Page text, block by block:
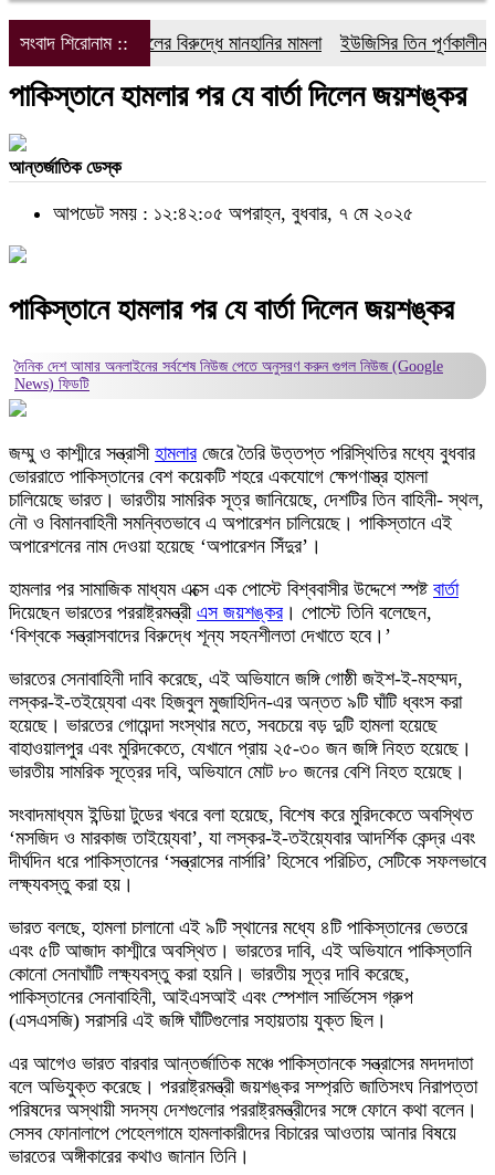
সংবাদ শিরোনাম ::ডিপজলের বিরুদ্ধে মানহানির মামলা ইউজিসির তিন পূর্ণকালীন
পাকিস্তানে হামলার পর যে বার্তা দিলেন জয়শঙ্কর
আন্তর্জাতিক ডেস্ক
আপডেট সময় : ১২:৪২:০৫ অপরাহ্ন, বুধবার, ৭ মে ২০২৫
পাকিস্তানে হামলার পর যে বার্তা দিলেন জয়শঙ্কর
দৈনিক দেশ আমার অনলাইনের সর্বশেষ নিউজ পেতে অনুসরণ করুন গুগল নিউজ (Google
News) ফিডটি
জম্মু ও কাশ্মীরে সন্ত্রাসী হামলারজেরে তৈরি উত্তপ্ত পরিস্থিতির মধ্যে বুধবার
ভোররাতে পাকিস্তানের বেশ কয়েকটি শহরে একযোগে ক্ষেপণাস্ত্র হামলা
চালিয়েছে ভারত। ভারতীয় সামরিক সূত্র জানিয়েছে, দেশটির তিন বাহিনী- স্থল,
নৌ ও বিমানবাহিনী সমন্বিতভাবে এ অপারেশন চালিয়েছে। পাকিস্তানে এই
অপারেশনের নাম দেওয়া হয়েছে ‘অপারেশন সিঁদুর’।
হামলার পর সামাজিক মাধ্যম এক্সে এক পোস্টে বিশ্ববাসীর উদ্দেশে স্পষ্ট বার্তা
দিয়েছেন ভারতের পররাষ্ট্রমন্ত্রী এস জয়শঙ্কর। পোস্টে তিনি বলেছেন,
‘বিশ্বকে সন্ত্রাসবাদের বিরুদ্ধে শূন্য সহনশীলতা দেখাতে হবে।’
ভারতের সেনাবাহিনী দাবি করেছে, এই অভিযানে জঙ্গি গোষ্ঠী জইশ-ই-মহম্মদ,
লস্কর-ই-তইয়্যেবা এবং হিজবুল মুজাহিদিন-এর অন্তত ৯টি ঘাঁটি ধ্বংস করা
হয়েছে। ভারতের গোয়েন্দা সংস্থার মতে, সবচেয়ে বড় দুটি হামলা হয়েছে
বাহাওয়ালপুর এবং মুরিদকেতে, যেখানে প্রায় ২৫-৩০ জন জঙ্গি নিহত হয়েছে।
ভারতীয় সামরিক সূত্রের দবি, অভিযানে মোট ৮০ জনের বেশি নিহত হয়েছে।
সংবাদমাধ্যম ইন্ডিয়া টুডের খবরে বলা হয়েছে, বিশেষ করে মুরিদকেতে অবস্থিত
‘মসজিদ ও মারকাজ তাইয়্যেবা’, যা লস্কর-ই-তইয়্যেবার আদর্শিক কেন্দ্র এবং
দীর্ঘদিন ধরে পাকিস্তানের ‘সন্ত্রাসের নার্সারি’ হিসেবে পরিচিত, সেটিকে সফলভাবে
লক্ষ্যবস্তু করা হয়।
ভারত বলছে, হামলা চালানো এই ৯টি স্থানের মধ্যে ৪টি পাকিস্তানের ভেতরে
এবং ৫টি আজাদ কাশ্মীরে অবস্থিত। ভারতের দাবি, এই অভিযানে পাকিস্তানি
কোনো সেনাঘাঁটি লক্ষ্যবস্তু করা হয়নি। ভারতীয় সূত্র দাবি করেছে,
পাকিস্তানের সেনাবাহিনী, আইএসআই এবং স্পেশাল সার্ভিসেস গ্রুপ
(এসএসজি) সরাসরি এই জঙ্গি ঘাঁটিগুলোর সহায়তায় যুক্ত ছিল।
এর আগেও ভারত বারবার আন্তর্জাতিক মঞ্চে পাকিস্তানকে সন্ত্রাসের মদদদাতা
বলে অভিযুক্ত করেছে। পররাষ্ট্রমন্ত্রী জয়শঙ্কর সম্প্রতি জাতিসংঘ নিরাপত্তা
পরিষদের অস্থায়ী সদস্য দেশগুলোর পররাষ্ট্রমন্ত্রীদের সঙ্গে ফোনে কথা বলেন।
সেসব ফোনালাপে পেহেলগামে হামলাকারীদের বিচারের আওতায় আনার বিষয়ে
ভারতের অঙ্গীকারের কথাও জানান তিনি।